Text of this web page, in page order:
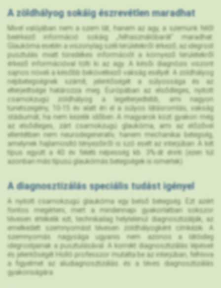
A zöldhályog sokáig észrevétlen maradhat
Mivel valójában nem a szem lát, hanem az agy, a szemünk felől
beérkező információ sokáig „felhasználóbarát” maradhat.
Glaukóma esetén a viszonylag széli területekről érkező, az idegrost
pusztulás miatt töredékes információt a környező területekről
érkező információval tölti ki az agy. A késői diagnózis viszont
sajnos növeli a később bekövetkező vakság esélyét. A zöldhályog
népbetegségnek számít, jelentőségét a súlyossága és az
elterjedtsége határozza meg. Európában az elsődleges, nyitott
csarnokzugú zöldhályog a legelterjedtebb, ami nagyon
tünetszegény, 10-15 év alatt éri el a súlyos látásromlás, vakság
stádiumát, ha nem kezelik időben. A magyarok közt gyakori még
az elsődleges, zárt csarnokzugú glaukóma, ami az előzővel
ellentétben nem neurodegeneratív, hanem mechanikai betegség,
amelynek hajlamosító tényezőiről is szó esett az interjúban. A két
típus együtt a 40 év feletti népesség kb. 3%-át érinti (ezen túl
azonban más típusú glaukómás betegségek is ismertek).
A diagnosztizálás speciális tudást igényel
A nyitott csarnokzugú glaukóma egy belső betegség. Ezt azért
fontos megérteni, mert a mindennapi gyakorlatban sokszor
tévesen értékelik ezt, technikailag helytelenül diagnosztizálják, az
emelkedett szemnyomást tévesen zöldhályogként címkézik. A
szemnyomás nagysága ugyanis nem azonos a látóideg
idegrostjainak a pusztulásával. A korrekt diagnosztizálás lépéseit
és jelentőségét Holló professzor mutatta be az interjúban, felhívva
a figyelmet az aludiagnosztizálás és a téves diagnosztizálás
gyakoriságára.